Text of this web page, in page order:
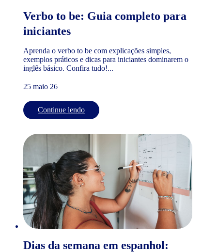
Verbo to be: Guia completo para
iniciantes
Aprenda o verbo to be com explicações simples,
exemplos práticos e dicas para iniciantes dominarem o
inglês básico. Confira tudo!...
25 maio 26
Continue lendo
Dias da semana em espanhol: